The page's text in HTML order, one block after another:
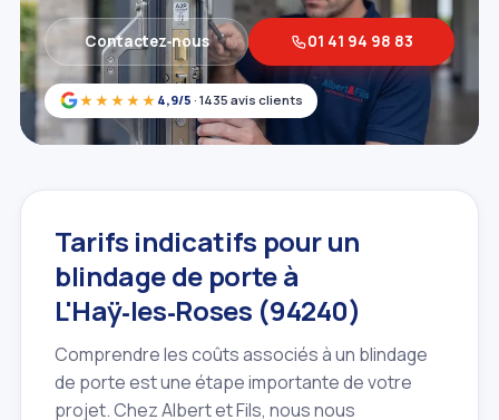
★★★★★ 4,9/5 · 1435 avis clients
Contactez‑nous 01 41 94 98 83
Tarifs indicatifs pour un
blindage de porte à
L'Haÿ‑les‑Roses (94240)
Comprendre les coûts associés à un blindage
de porte est une étape importante de votre
projet. Chez Albert et Fils, nous nous